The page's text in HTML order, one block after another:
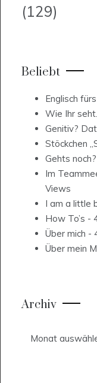
(129)
Beliebt
Englisch
Wie Ihr
Genitiv?
Stöckchen
Gehts
Im
Views
I am a little
How To’s -
Über mich -
Über mein
Archiv